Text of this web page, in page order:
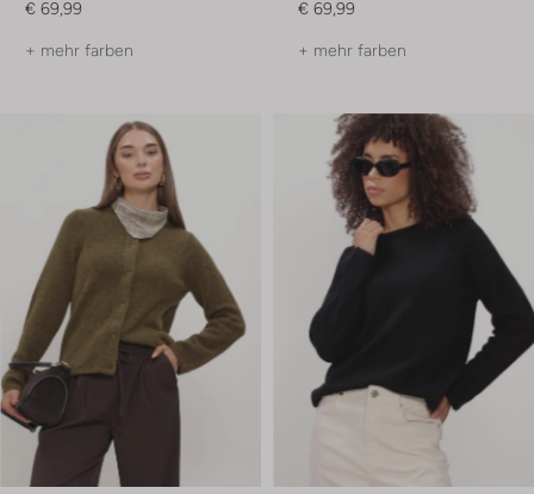
€ 69,99
+ mehr farben
€ 69,99
+ mehr farben